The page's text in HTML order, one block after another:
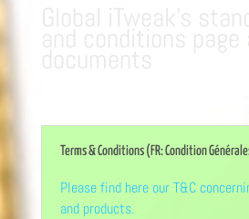
Global iTweak’s
Terms & Conditions (FR: Condition
Please find here our T&C
and products.